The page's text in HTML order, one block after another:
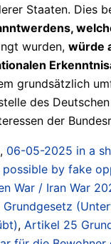
Staaten. Dies
wurden, würde
grundsätzlich
des
der
, 06-05-2025 in a
by fake
War / Iran War
, Artikel 25